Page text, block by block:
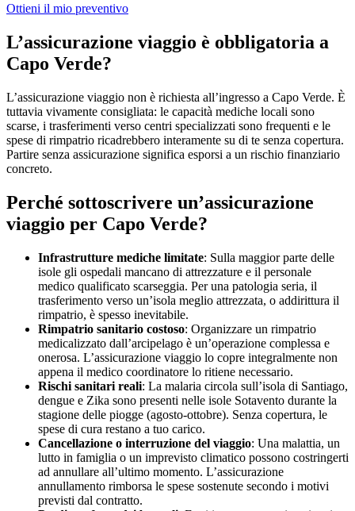
Ottieni il mio preventivo
L’assicurazione viaggio è obbligatoria a
Capo Verde?
L’assicurazione viaggio non è richiesta all’ingresso a Capo Verde. È
tuttavia vivamente consigliata: le capacità mediche locali sono
scarse, i trasferimenti verso centri specializzati sono frequenti e le
spese di rimpatrio ricadrebbero interamente su di te senza copertura.
Partire senza assicurazione significa esporsi a un rischio finanziario
concreto.
Perché sottoscrivere un’assicurazione
viaggio per Capo Verde?
Infrastrutture mediche limitate: Sulla maggior parte delle
isole gli ospedali mancano di attrezzature e il personale
medico qualificato scarseggia. Per una patologia seria, il
trasferimento verso un’isola meglio attrezzata, o addirittura il
rimpatrio, è spesso inevitabile.
Rimpatrio sanitario costoso: Organizzare un rimpatrio
medicalizzato dall’arcipelago è un’operazione complessa e
onerosa. L’assicurazione viaggio lo copre integralmente non
appena il medico coordinatore lo ritiene necessario.
Rischi sanitari reali: La malaria circola sull’isola di Santiago,
dengue e Zika sono presenti nelle isole Sotavento durante la
stagione delle piogge (agosto-ottobre). Senza copertura, le
spese di cura restano a tuo carico.
Cancellazione o interruzione del viaggio: Una malattia, un
lutto in famiglia o un imprevisto climatico possono costringerti
ad annullare all’ultimo momento. L’assicurazione
annullamento rimborsa le spese sostenute secondo i motivi
previsti dal contratto.